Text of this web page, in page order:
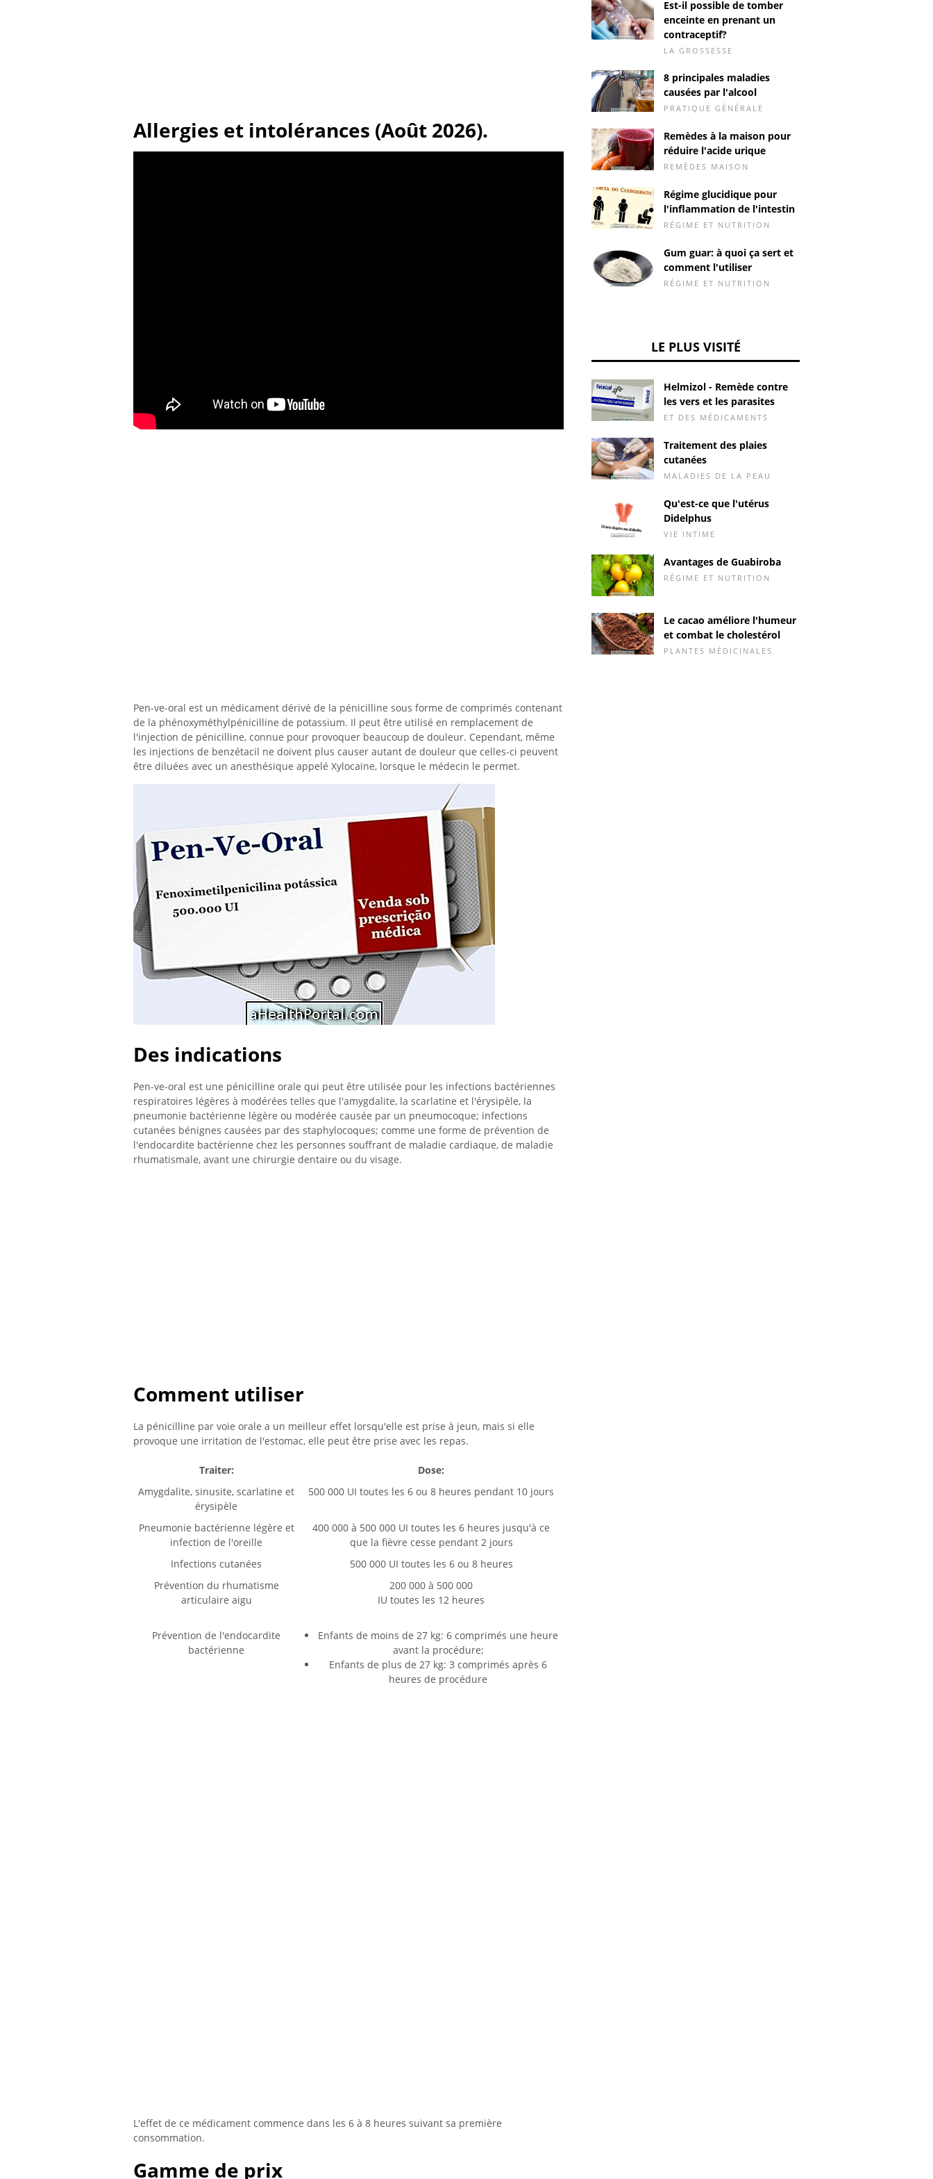
Allergies et intolérances (Août 2026).
Pen-ve-oral est un médicament dérivé de la pénicilline sous forme de comprimés contenant
de la phénoxyméthylpénicilline de potassium. Il peut être utilisé en remplacement de
l'injection de pénicilline, connue pour provoquer beaucoup de douleur. Cependant, même
les injections de benzétacil ne doivent plus causer autant de douleur que celles-ci peuvent
être diluées avec un anesthésique appelé Xylocaïne, lorsque le médecin le permet.
Des indications
Pen-ve-oral est une pénicilline orale qui peut être utilisée pour les infections bactériennes
respiratoires légères à modérées telles que l'amygdalite, la scarlatine et l'érysipèle, la
pneumonie bactérienne légère ou modérée causée par un pneumocoque; infections
cutanées bénignes causées par des staphylocoques; comme une forme de prévention de
l'endocardite bactérienne chez les personnes souffrant de maladie cardiaque, de maladie
rhumatismale, avant une chirurgie dentaire ou du visage.
Comment utiliser
La pénicilline par voie orale a un meilleur effet lorsqu'elle est prise à jeun, mais si elle
provoque une irritation de l'estomac, elle peut être prise avec les repas.
Traiter:
Dose:
Amygdalite, sinusite, scarlatine et
érysipèle
500 000 UI toutes les 6 ou 8 heures pendant 10 jours
Pneumonie bactérienne légère et
infection de l'oreille
400 000 à 500 000 UI toutes les 6 heures jusqu'à ce
que la fièvre cesse pendant 2 jours
Infections cutanées
500 000 UI toutes les 6 ou 8 heures
Prévention du rhumatisme
articulaire aigu
200 000 à 500 000
IU toutes les 12 heures
Prévention de l'endocardite
bactérienne
Enfants de moins de 27 kg: 6 comprimés une heure
avant la procédure;
Enfants de plus de 27 kg: 3 comprimés après 6
heures de procédure
L'effet de ce médicament commence dans les 6 à 8 heures suivant sa première
consommation.
Gamme de prix
Est-il possible de tomber
enceinte en prenant un
contraceptif?
LA GROSSESSE
8 principales maladies
causées par l'alcool
PRATIQUE GÉNÉRALE
Remèdes à la maison pour
réduire l'acide urique
REMÈDES MAISON
Régime glucidique pour
l'inflammation de l'intestin
RÉGIME ET NUTRITION
Gum guar: à quoi ça sert et
comment l'utiliser
RÉGIME ET NUTRITION
LE PLUS VISITÉ
Helmizol - Remède contre
les vers et les parasites
ET DES MÉDICAMENTS
Traitement des plaies
cutanées
MALADIES DE LA PEAU
Qu'est-ce que l'utérus
Didelphus
VIE INTIME
Avantages de Guabiroba
RÉGIME ET NUTRITION
Le cacao améliore l'humeur
et combat le cholestérol
PLANTES MÉDICINALES